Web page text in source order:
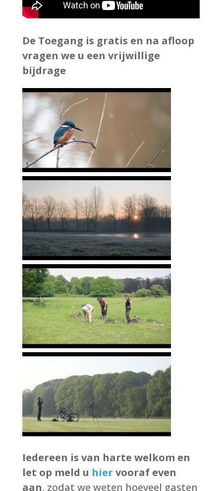
De Toegang is gratis en na afloop
vragen we u een vrijwillige
bijdrage
Iedereen is van harte welkom en
let op meld u hier vooraf even
aan, zodat we weten hoeveel gasten